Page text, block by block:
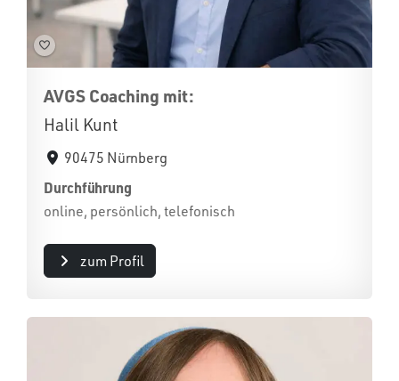
AVGS Coaching mit:
Halil Kunt
90475 Nürnberg
Durchführung
online, persönlich, telefonisch
zum Profil